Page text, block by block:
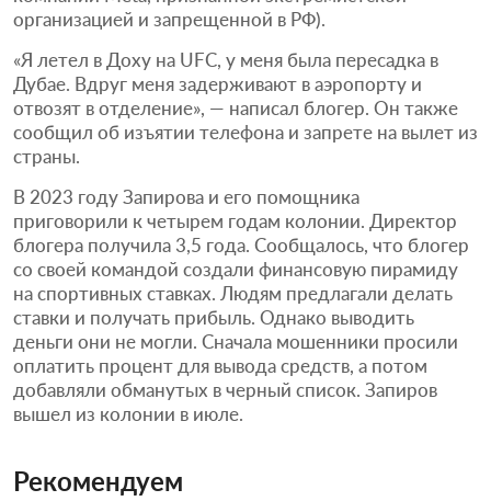
организацией и запрещенной в РФ).
«Я летел в Доху на UFC, у меня была пересадка в
Дубае. Вдруг меня задерживают в аэропорту и
отвозят в отделение», — написал блогер. Он также
сообщил об изъятии телефона и запрете на вылет из
страны.
В 2023 году Запирова и его помощника
приговорили к четырем годам колонии. Директор
блогера получила 3,5 года. Сообщалось, что блогер
со своей командой создали финансовую пирамиду
на спортивных ставках. Людям предлагали делать
ставки и получать прибыль. Однако выводить
деньги они не могли. Сначала мошенники просили
оплатить процент для вывода средств, а потом
добавляли обманутых в черный список. Запиров
вышел из колонии в июле.
Рекомендуем